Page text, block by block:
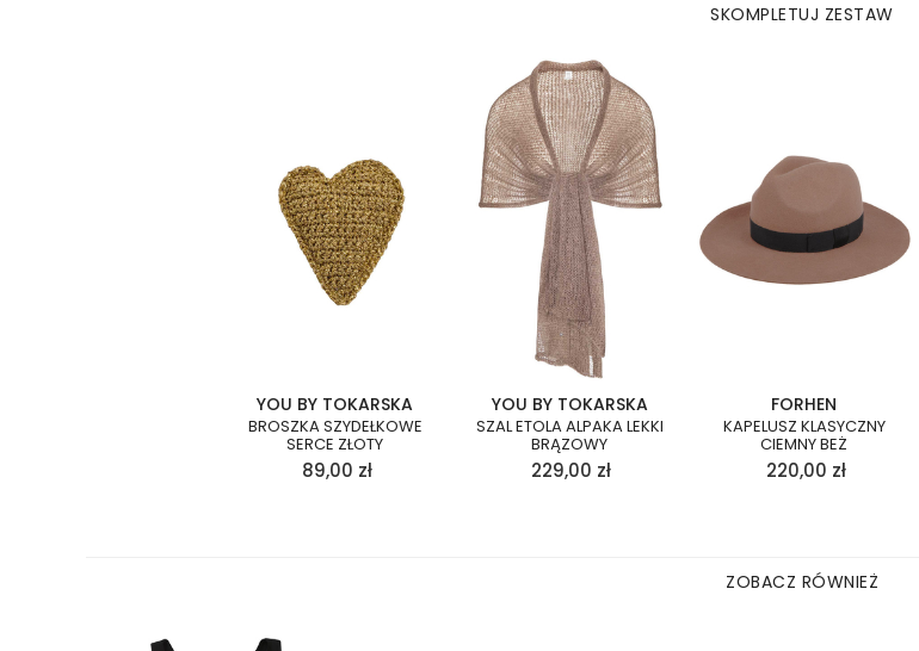
SKOMPLETUJ ZESTAW
YOU BY TOKARSKA
BROSZKA SZYDEŁKOWE
SERCE ZŁOTY
89,00 zł
YOU BY TOKARSKA
SZAL ETOLA ALPAKA LEKKI
BRĄZOWY
229,00 zł
FORHEN
KAPELUSZ KLASYCZNY
CIEMNY BEŻ
220,00 zł
ZOBACZ RÓWNIEŻ